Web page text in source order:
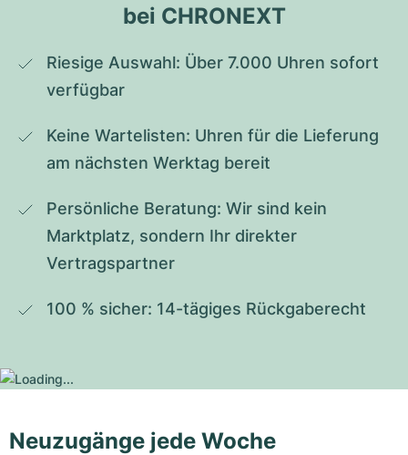
bei CHRONEXT
Riesige Auswahl: Über 7.000 Uhren sofort
verfügbar
Keine Wartelisten: Uhren für die Lieferung
am nächsten Werktag bereit
Persönliche Beratung: Wir sind kein
Marktplatz, sondern Ihr direkter
Vertragspartner
100 % sicher: 14-tägiges Rückgaberecht
Neuzugänge jede Woche